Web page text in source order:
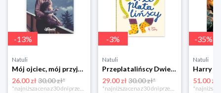
-13%
Natuli
Mój ojciec, mój przyjaciel Element
26.00 zł30.00 zł*
*najniższa cena z 30 dni przed obniżką
-3%
Natuli
Przeplatalińscy Dwie siostry
29.00 zł 30.00 zł*
*najniższa cena z 30 dni przed obniżką
-35%
Natuli
51.00 zł